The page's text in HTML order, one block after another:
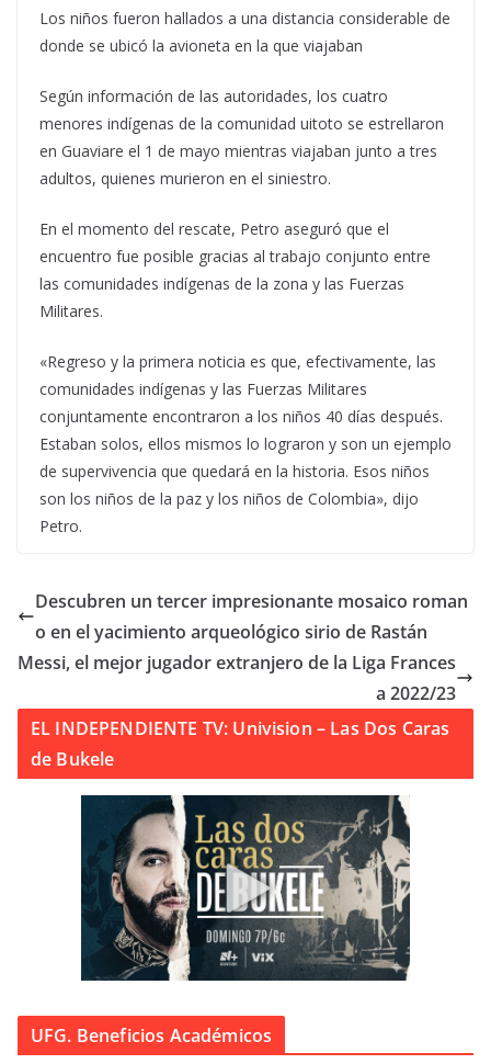
Los niños fueron hallados a una distancia considerable de
donde se ubicó la avioneta en la que viajaban
Según información de las autoridades, los cuatro
menores indígenas de la comunidad uitoto se estrellaron
en Guaviare el 1 de mayo mientras viajaban junto a tres
adultos, quienes murieron en el siniestro.
En el momento del rescate, Petro aseguró que el
encuentro fue posible gracias al trabajo conjunto entre
las comunidades indígenas de la zona y las Fuerzas
Militares.
«Regreso y la primera noticia es que, efectivamente, las
comunidades indígenas y las Fuerzas Militares
conjuntamente encontraron a los niños 40 días después.
Estaban solos, ellos mismos lo lograron y son un ejemplo
de supervivencia que quedará en la historia. Esos niños
son los niños de la paz y los niños de Colombia», dijo
Petro.
Descubren un tercer impresionante mosaico roman
o en el yacimiento arqueológico sirio de Rastán
Messi, el mejor jugador extranjero de la Liga Frances
a 2022/23
EL INDEPENDIENTE TV: Univision – Las Dos Caras
de Bukele
UFG. Beneficios Académicos